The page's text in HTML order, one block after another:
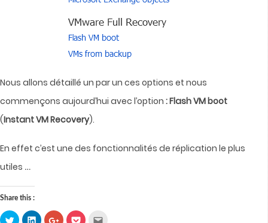
Nous allons détaillé un par un ces options et nous
commençons aujourd’hui avec l’option : Flash VM boot
(Instant VM Recovery).
En effet c’est une des fonctionnalités de réplication le plus
utiles …
Share this :
Click Click Click Click